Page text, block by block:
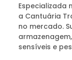
Especializada
a Cantuária
no mercado.
sensíveis e